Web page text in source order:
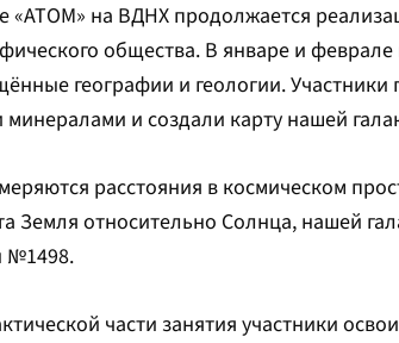
«АТОМ» на ВДНХ продолжается
общества. В январе и
географии и геологии.
и создали карту нашей
расстояния в космическом
Земля относительно Солнца, нашей
№1498.
части занятия участники